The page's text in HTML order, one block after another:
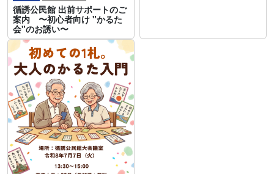
循誘公民館 出前サポートのご
案内 〜初心者向け "かるた
会"のお誘い〜